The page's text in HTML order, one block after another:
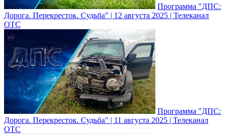
Программа "ДПС:
Дорога. Перекресток. Судьба" | 12 августа 2025 | Телеканал
ОТС
Программа "ДПС:
Дорога. Перекресток. Судьба" | 11 августа 2025 | Телеканал
ОТС